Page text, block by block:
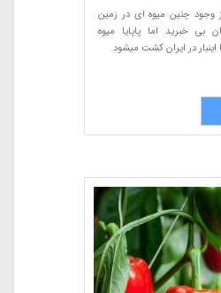
وجود چنین میوه ای در زمین
بی خبرید اما پاپایا میوه
اینبار در ایران کشت میشود.